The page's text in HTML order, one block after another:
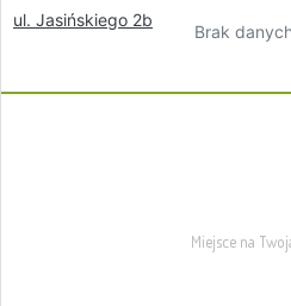
ul. Jasińskiego 2b
Brak